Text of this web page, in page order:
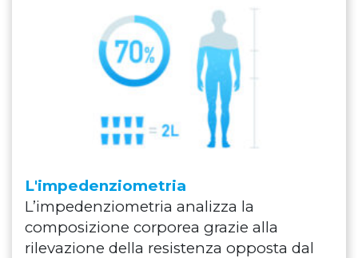
L'impedenziometria
L’impedenziometria analizza la
composizione corporea grazie alla
rilevazione della resistenza opposta dal